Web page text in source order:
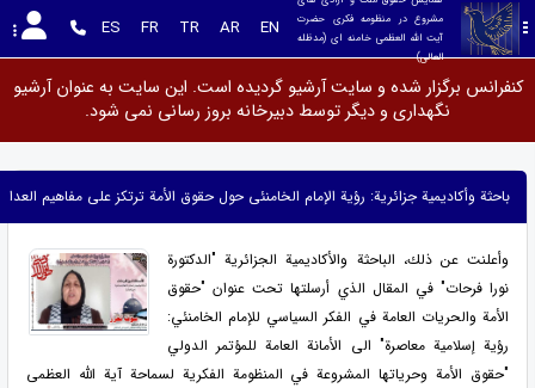
العالی)
EN
AR
TR
FR
ES
کنفرانس برگزار شده و سایت آرشیو گردیده است. این سایت به عنوان آرشیو
نگهداری و دیگر توسط دبیرخانه بروز رسانی نمی شود.
باحثة وأکادیمیة جزائریة: رؤیة الإمام الخامنئی حول حقوق الأمة ترتکز على مفاهیم العدالة
وأعلنت عن ذلك، الباحثة والأكاديمية الجزائرية "الدكتورة
نورا فرحات" في المقال الذي أرسلتها تحت عنوان "حقوق
الأمة والحريات العامة في الفكر السياسي للإمام الخامنئي:
رؤية إسلامية معاصرة" الى الأمانة العامة للمؤتمر الدولي
"حقوق الأمة وحرياتها المشروعة في المنظومة الفكرية لسماحة آیة الله العظمى